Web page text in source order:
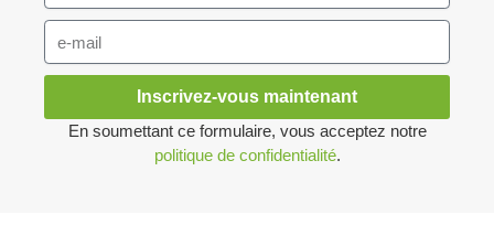
Inscrivez-vous maintenant
En soumettant ce formulaire, vous acceptez notre
politique de confidentialité.